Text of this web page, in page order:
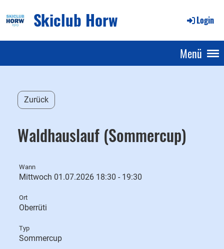
Skiclub Horw Login
Menü
Zurück
Waldhauslauf (Sommercup)
Wann
Mittwoch 01.07.2026 18:30 - 19:30
Ort
Oberrüti
Typ
Sommercup